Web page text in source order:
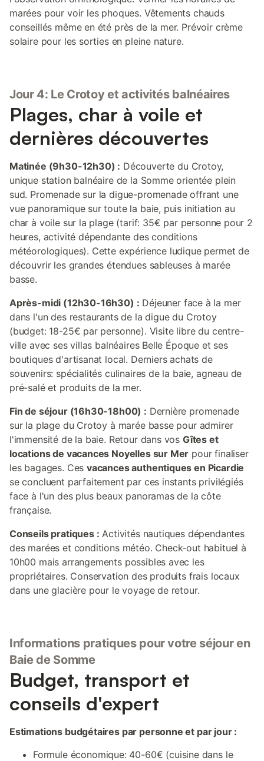
marées pour voir les phoques. Vêtements chauds
conseillés même en été près de la mer. Prévoir crème
solaire pour les sorties en pleine nature.
Jour 4: Le Crotoy et activités balnéaires
Plages, char à voile et
dernières découvertes
Matinée (9h30-12h30) : Découverte du Crotoy,
unique station balnéaire de la Somme orientée plein
sud. Promenade sur la digue-promenade offrant une
vue panoramique sur toute la baie, puis initiation au
char à voile sur la plage (tarif: 35€ par personne pour 2
heures, activité dépendante des conditions
météorologiques). Cette expérience ludique permet de
découvrir les grandes étendues sableuses à marée
basse.
Après-midi (12h30-16h30) : Déjeuner face à la mer
dans l'un des restaurants de la digue du Crotoy
(budget: 18-25€ par personne). Visite libre du centre-
ville avec ses villas balnéaires Belle Époque et ses
boutiques d'artisanat local. Derniers achats de
souvenirs: spécialités culinaires de la baie, agneau de
pré-salé et produits de la mer.
Fin de séjour (16h30-18h00) : Dernière promenade
sur la plage du Crotoy à marée basse pour admirer
l'immensité de la baie. Retour dans vos Gîtes et
locations de vacances Noyelles sur Mer pour finaliser
les bagages. Cesvacances authentiques en Picardie
se concluent parfaitement par ces instants privilégiés
face à l'un des plus beaux panoramas de la côte
française.
Conseils pratiques : Activités nautiques dépendantes
des marées et conditions météo. Check-out habituel à
10h00 mais arrangements possibles avec les
propriétaires. Conservation des produits frais locaux
dans une glacière pour le voyage de retour.
Informations pratiques pour votre séjour en
Baie de Somme
Budget, transport et
conseils d'expert
Estimations budgétaires par personne et par jour :
Formule économique: 40-60€ (cuisine dans le